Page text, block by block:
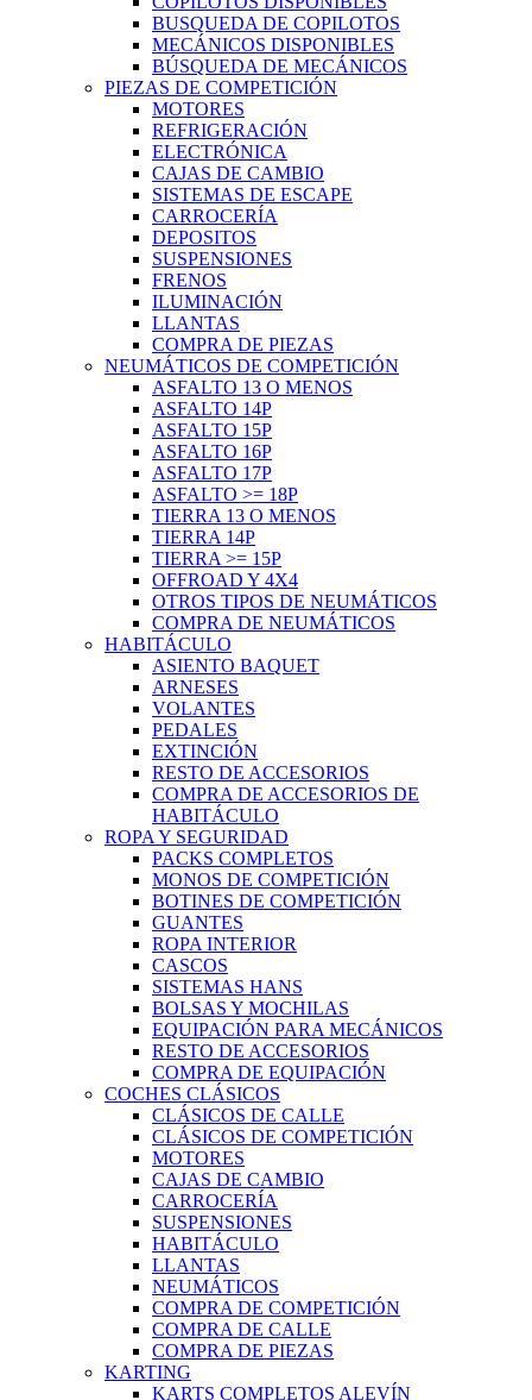
BUSQUEDA DE COPILOTOS
MECÁNICOS DISPONIBLES
BÚSQUEDA DE MECÁNICOS
PIEZAS DE COMPETICIÓN
MOTORES
REFRIGERACIÓN
ELECTRÓNICA
CAJAS DE CAMBIO
SISTEMAS DE ESCAPE
CARROCERÍA
DEPOSITOS
SUSPENSIONES
FRENOS
ILUMINACIÓN
LLANTAS
COMPRA DE PIEZAS
NEUMÁTICOS DE COMPETICIÓN
ASFALTO 13 O MENOS
ASFALTO 14P
ASFALTO 15P
ASFALTO 16P
ASFALTO 17P
ASFALTO >= 18P
TIERRA 13 O MENOS
TIERRA 14P
TIERRA >= 15P
OFFROAD Y 4X4
OTROS TIPOS DE NEUMÁTICOS
COMPRA DE NEUMÁTICOS
HABITÁCULO
ASIENTO BAQUET
ARNESES
VOLANTES
PEDALES
EXTINCIÓN
RESTO DE ACCESORIOS
COMPRA DE ACCESORIOS DE
HABITÁCULO
ROPA Y SEGURIDAD
PACKS COMPLETOS
MONOS DE COMPETICIÓN
BOTINES DE COMPETICIÓN
GUANTES
ROPA INTERIOR
CASCOS
SISTEMAS HANS
BOLSAS Y MOCHILAS
EQUIPACIÓN PARA MECÁNICOS
RESTO DE ACCESORIOS
COMPRA DE EQUIPACIÓN
COCHES CLÁSICOS
CLÁSICOS DE CALLE
CLÁSICOS DE COMPETICIÓN
MOTORES
CAJAS DE CAMBIO
CARROCERÍA
SUSPENSIONES
HABITÁCULO
LLANTAS
NEUMÁTICOS
COMPRA DE COMPETICIÓN
COMPRA DE CALLE
COMPRA DE PIEZAS
KARTING
KARTS COMPLETOS ALEVÍN